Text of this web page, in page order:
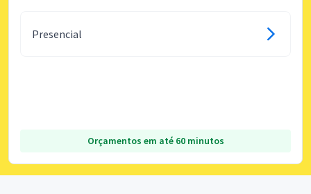
Presencial
Orçamentos em até 60 minutos